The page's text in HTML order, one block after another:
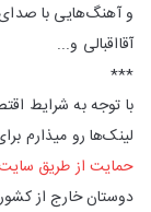
و آهنگ‌هایی با
آقااقبالی و...
***
با توجه به شرایط
لینک‌ها رو میذارم
حمایت از طریق
دوستان خارج از